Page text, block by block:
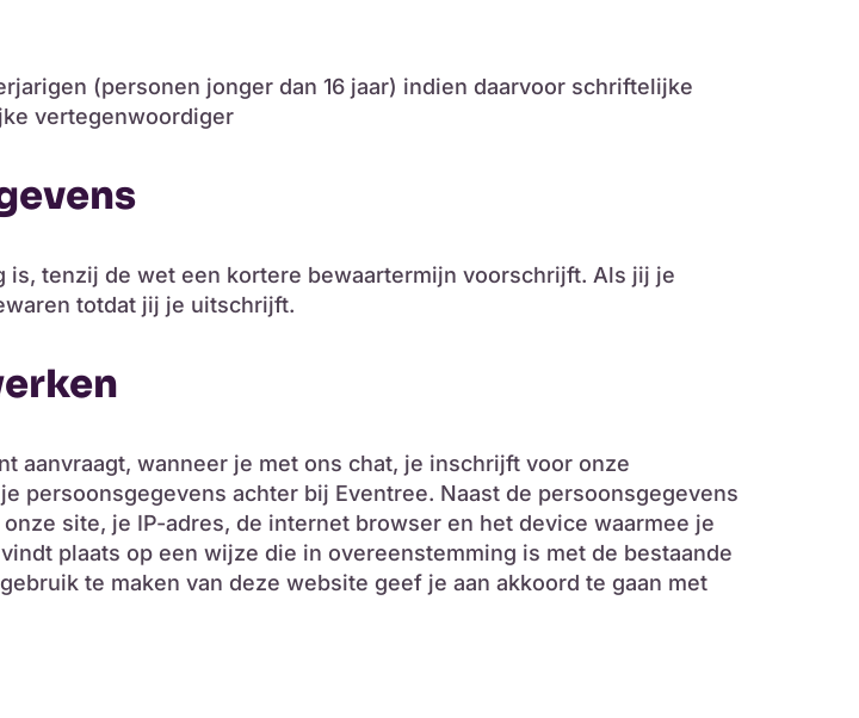
(personen jonger dan 16 jaar) indien daarvoor schriftelijke
vertegenwoordiger
tenzij de wet een kortere bewaartermijn voorschrijft. Als jij je
totdat jij je uitschrijft.
aanvraagt, wanneer je met ons chat, je inschrijft voor onze
persoonsgegevens achter bij Eventree. Naast de persoonsgegevens
site, je IP-adres, de internet browser en het device waarmee je
plaats op een wijze die in overeenstemming is met de bestaande
te maken van deze website geef je aan akkoord te gaan met